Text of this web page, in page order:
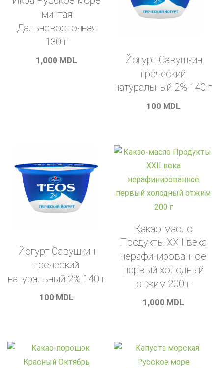
минтая
Дальневосточная
130 г
1,000 MDL
Йогурт Савушкин
греческий
натуральный 2% 140 г
100 MDL
Йогурт Савушкин
греческий
натуральный 2% 140 г
100 MDL
Какао-масло
Продукты XXII века
нерафинированное
первый холодный
отжим 200 г
1,000 MDL